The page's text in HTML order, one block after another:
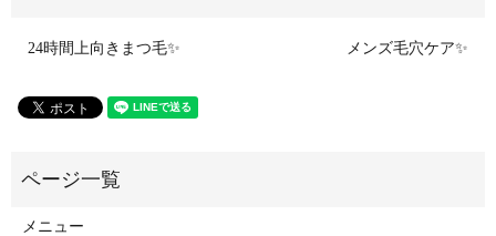
24時間上向きまつ毛✨ メンズ毛穴ケア✨
メニュー